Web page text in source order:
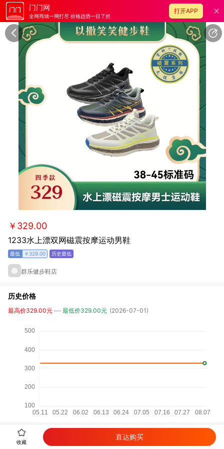
门门网
全网商城一网打尽 价格趋势一目了然
打开APP
￥329.00
1233水上漂双网磁震按摩运动男鞋
￥329.00
群乐健步鞋店
历史价格
最高价329.00元 最低价329.00元 (2026-07-01)
相关商品
收藏
直达购买